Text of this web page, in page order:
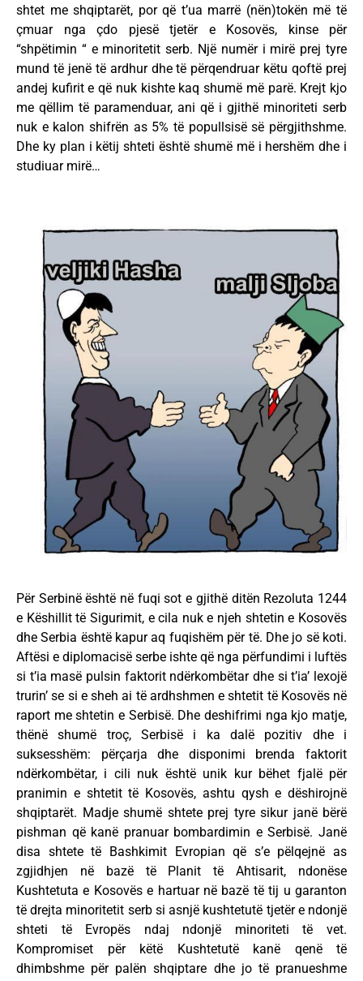
shtet me shqiptarët, por që t’ua marrë (nën)tokën më të
çmuar nga çdo pjesë tjetër e Kosovës, kinse për
“shpëtimin “ e minoritetit serb. Një numër i mirë prej tyre
mund të jenë të ardhur dhe të përqendruar këtu qoftë prej
andej kufirit e që nuk kishte kaq shumë më parë. Krejt kjo
me qëllim të paramenduar, ani që i gjithë minoriteti serb
nuk e kalon shifrën as 5% të popullsisë së përgjithshme.
Dhe ky plan i këtij shteti është shumë më i hershëm dhe i
studiuar mirë…
Për Serbinë është në fuqi sot e gjithë ditën Rezoluta 1244
e Këshillit të Sigurimit, e cila nuk e njeh shtetin e Kosovës
dhe Serbia është kapur aq fuqishëm për të. Dhe jo së koti.
Aftësi e diplomacisë serbe ishte që nga përfundimi i luftës
si t’ia masë pulsin faktorit ndërkombëtar dhe si t’ia’ lexojë
trurin’ se si e sheh ai të ardhshmen e shtetit të Kosovës në
raport me shtetin e Serbisë. Dhe deshifrimi nga kjo matje,
thënë shumë troç, Serbisë i ka dalë pozitiv dhe i
suksesshëm: përçarja dhe disponimi brenda faktorit
ndërkombëtar, i cili nuk është unik kur bëhet fjalë për
pranimin e shtetit të Kosovës, ashtu qysh e dëshirojnë
shqiptarët. Madje shumë shtete prej tyre sikur janë bërë
pishman që kanë pranuar bombardimin e Serbisë. Janë
disa shtete të Bashkimit Evropian që s’e pëlqejnë as
zgjidhjen në bazë të Planit të Ahtisarit, ndonëse
Kushtetuta e Kosovës e hartuar në bazë të tij u garanton
të drejta minoritetit serb si asnjë kushtetutë tjetër e ndonjë
shteti të Evropës ndaj ndonjë minoriteti të vet.
Kompromiset për këtë Kushtetutë kanë qenë të
dhimbshme për palën shqiptare dhe jo të pranueshme